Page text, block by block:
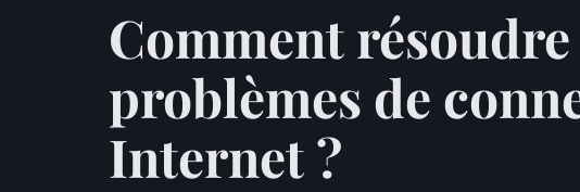
Comment résoudre
problèmes de
Internet ?